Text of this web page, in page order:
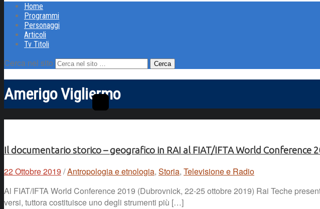
Home
Programmi
Personaggi
Articoli
Tv Titoli
Cerca nel sito
Amerigo Vigliermo
Il documentario storico – geografico in RAI al FIAT/IFTA World Conference
22 Ottobre 2019 /Antropologia e etnologia, Storia, Televisione e Radio
Al FIAT/IFTA World Conference 2019 (Dubrovnick, 22-25 ottobre 2019) Rai Teche
versi, tuttora costituisce uno degli strumenti più […]